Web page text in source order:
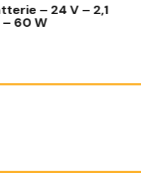
– 24 V – 2,1
60 W